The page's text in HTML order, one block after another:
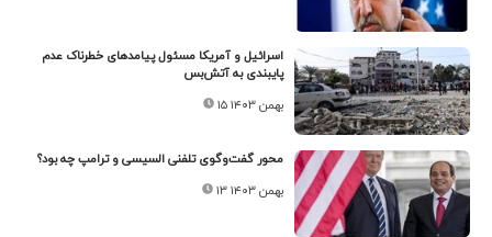
اسرائیل و آمریکا مسئول پیامدهای خطرناک عدم
پایبندی به آتش‌بس
۱۵ بهمن ۱۴۰۳
محور گفت‌وگوی تلفنی السیسی و ترامپ چه بود؟
۱۳ بهمن ۱۴۰۳